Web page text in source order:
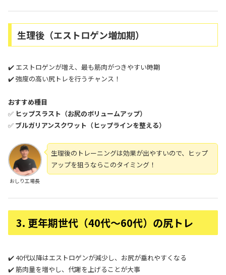
生理後（エストロゲン増加期）
✔️ エストロゲンが増え、最も筋肉がつきやすい時期
✔️ 強度の高い尻トレを行うチャンス！
おすすめ種目
✅ ヒップスラスト（お尻のボリュームアップ）
✅ ブルガリアンスクワット（ヒップラインを整える）
おしり工場長
生理後のトレーニングは効果が出やすいので、ヒップ
アップを狙うならこのタイミング！
3. 更年期世代（40代〜60代）の尻トレ
✔️ 40代以降はエストロゲンが減少し、お尻が垂れやすくなる
✔️ 筋肉量を増やし、代謝を上げることが大事